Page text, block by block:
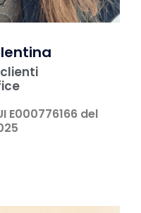
E000776166 del